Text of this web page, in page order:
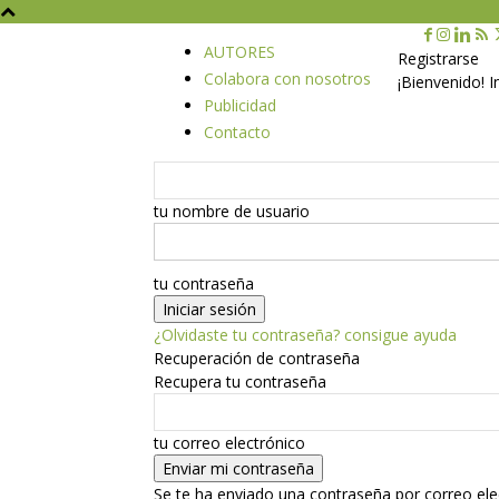
AUTORES
Colabora con nosotros
Publicidad
Contacto
Registrarse
¡Bienvenido!
tu nombre de usuario
tu contraseña
¿Olvidaste tu contraseña? consigue ayuda
Recuperación de contraseña
Recupera tu contraseña
tu correo electrónico
Se te ha enviado una contraseña por correo